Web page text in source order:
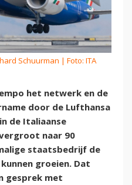
Schuurman | Foto: ITA
het netwerk en de
door de Lufthansa
de Italiaanse
naar 90
staatsbedrijf de
groeien. Dat
gesprek met